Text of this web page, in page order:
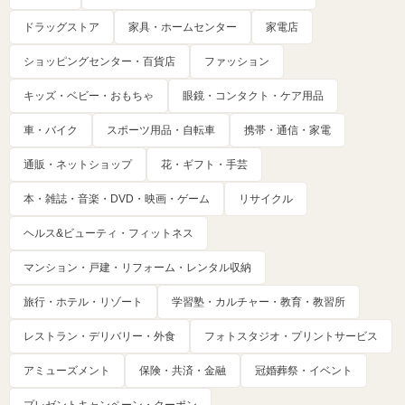
ドラッグストア 家具・ホームセンター 家電店
ショッピングセンター・百貨店 ファッション
キッズ・ベビー・おもちゃ 眼鏡・コンタクト・ケア用品
車・バイク スポーツ用品・自転車 携帯・通信・家電
通販・ネットショップ 花・ギフト・手芸
本・雑誌・音楽・DVD・映画・ゲーム リサイクル
ヘルス&ビューティ・フィットネス
マンション・戸建・リフォーム・レンタル収納
旅行・ホテル・リゾート 学習塾・カルチャー・教育・教習所
レストラン・デリバリー・外食 フォトスタジオ・プリントサービス
アミューズメント 保険・共済・金融 冠婚葬祭・イベント